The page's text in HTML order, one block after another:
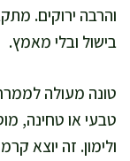
והרבה ירוקים.
בישול ובלי מאמץ.
טונה מעולה
טבעי או טחינה,
ולימון. זה יוצא